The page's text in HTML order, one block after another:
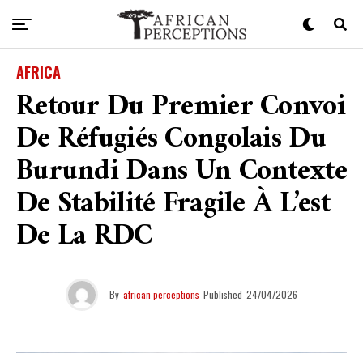
AFRICA
Retour Du Premier Convoi
De Réfugiés Congolais Du
Burundi Dans Un Contexte
De Stabilité Fragile À L’est
De La RDC
By african perceptions Published 24/04/2026